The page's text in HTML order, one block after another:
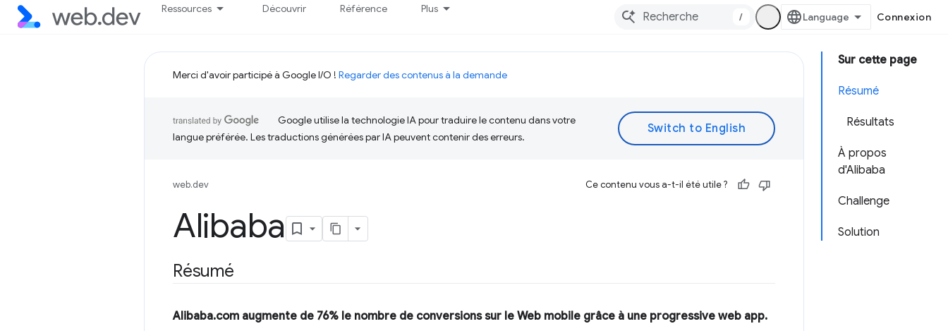
Ressources Découvrir Référence Plus
/ Connexion
Sur cette page
Résumé
Résultats
À propos
d'Alibaba
Challenge
Solution
Merci d'avoir participé à Google I/O ! Regarder des contenus à la demande
Google utilise la technologie IA pour traduire le contenu dans votre
langue préférée. Les traductions générées par IA peuvent contenir des erreurs.
web.dev Ce contenu vous a-t-il été utile ?
Alibaba
Résumé
Alibaba.com augmente de 76% le nombre de conversions sur le Web mobile grâce à une progressive web app.